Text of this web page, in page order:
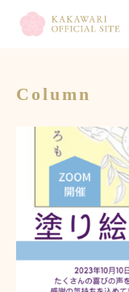
Column